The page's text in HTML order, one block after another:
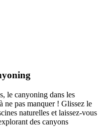
le canyoning dans les
ne pas manquer ! Glissez le
naturelles et laissez-vous
des canyons